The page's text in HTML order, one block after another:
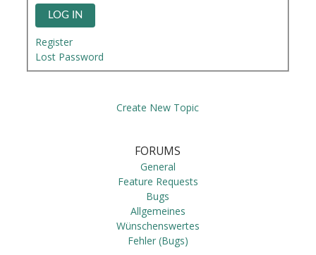
LOG IN
Register
Lost Password
Create New Topic
FORUMS
General
Feature Requests
Bugs
Allgemeines
Wünschenswertes
Fehler (Bugs)